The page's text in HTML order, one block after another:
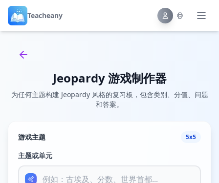
Teacheany
Back to tools
Jeopardy 游戏制作器
为任何主题构建 Jeopardy 风格的复习板，包含类别、分值、问题
和答案。
游戏主题 5x5
主题或单元